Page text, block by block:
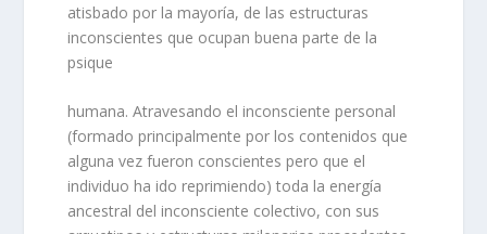
atisbado por la mayoría, de las estructuras
inconscientes que ocupan buena parte de la
psique
humana. Atravesando el inconsciente personal
(formado principalmente por los contenidos que
alguna vez fueron conscientes pero que el
individuo ha ido reprimiendo) toda la energía
ancestral del inconsciente colectivo, con sus